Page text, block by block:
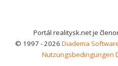
Portál realitysk.net je
© 1997 - 2026 Diadema
Nutzungsbedingungen